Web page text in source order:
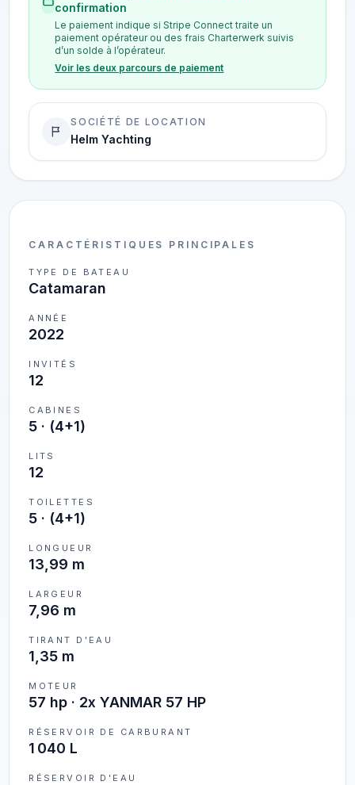
CARACTÉRISTIQUES PRINCIPALES
TYPE DE BATEAU
Catamaran
ANNÉE
2022
INVITÉS
12
CABINES
5 · (4+1)
LITS
12
TOILETTES
5 · (4+1)
LONGUEUR
13,99 m
LARGEUR
7,96 m
TIRANT D'EAU
1,35 m
MOTEUR
57 hp · 2x YANMAR 57 HP
RÉSERVOIR DE CARBURANT
1 040 L
RÉSERVOIR D'EAU
confirmation
Le paiement indique si Stripe Connect traite un
paiement opérateur ou des frais Charterwerk suivis
d’un solde à l’opérateur.
Voir les deux parcours de paiement
SOCIÉTÉ DE LOCATION
Helm Yachting